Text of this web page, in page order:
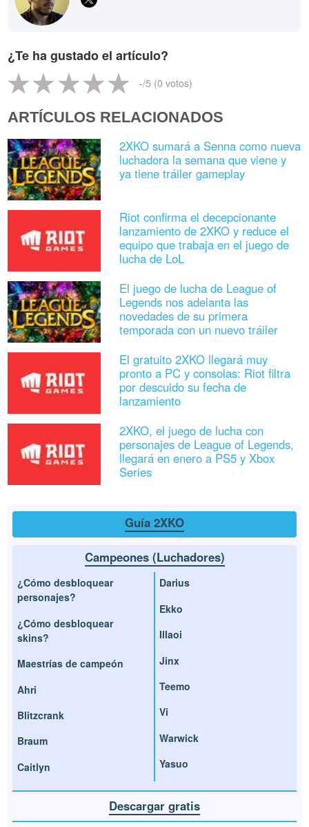
¿Te ha gustado el artículo?
-/5 (0 votos)
ARTÍCULOS RELACIONADOS
2XKO sumará a Senna como nueva
luchadora la semana que viene y
ya tiene tráiler gameplay
Riot confirma el decepcionante
lanzamiento de 2XKO y reduce el
equipo que trabaja en el juego de
lucha de LoL
El juego de lucha de League of
Legends nos adelanta las
novedades de su primera
temporada con un nuevo tráiler
El gratuito 2XKO llegará muy
pronto a PC y consolas: Riot filtra
por descuido su fecha de
lanzamiento
2XKO, el juego de lucha con
personajes de League of Legends,
llegará en enero a PS5 y Xbox
Series
Guía 2XKO
Campeones (Luchadores)
¿Cómo desbloquear
personajes?
¿Cómo desbloquear
skins?
Maestrías de campeón
Ahri
Blitzcrank
Braum
Caitlyn
Darius
Ekko
Illaoi
Jinx
Teemo
Vi
Warwick
Yasuo
Descargar gratis